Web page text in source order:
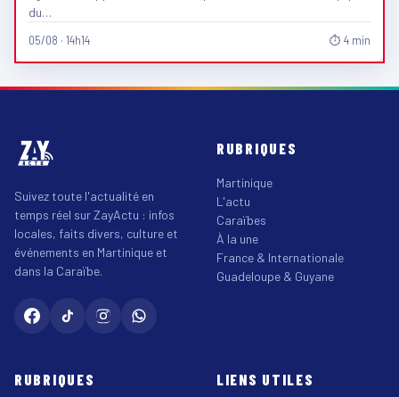
du…
05/08 · 14h14 ⏱ 4 min
Suivez toute l'actualité en
temps réel sur ZayActu : infos
locales, faits divers, culture et
événements en Martinique et
dans la Caraïbe.
RUBRIQUES
Martinique
L'actu
Caraïbes
À la une
France & Internationale
Guadeloupe & Guyane
RUBRIQUES LIENS UTILES